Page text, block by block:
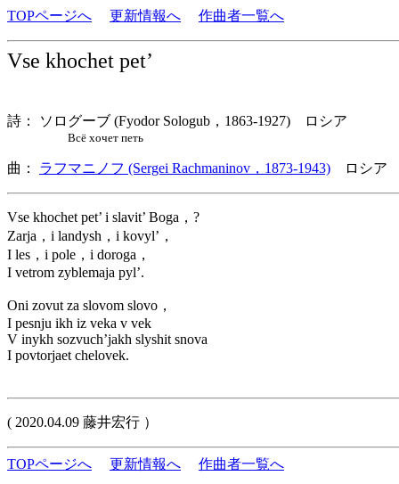
TOPページへ 更新情報へ 作曲者一覧へ
Vse khochet pet’
詩： ソログーブ (Fyodor Sologub，1863-1927) ロシア
Всё хочет петь
曲： ラフマニノフ (Sergei Rachmaninov，1873-1943) ロシア
Vse khochet pet’ i slavit’ Boga，?
Zarja，i landysh，i kovyl’，
I les，i pole，i doroga，
I vetrom zyblemaja pyl’.
Oni zovut za slovom slovo，
I pesnju ikh iz veka v vek
V inykh sozvuch’jakh slyshit snova
I povtorjaet chelovek.
( 2020.04.09 藤井宏行 ）
TOPページへ 更新情報へ 作曲者一覧へ